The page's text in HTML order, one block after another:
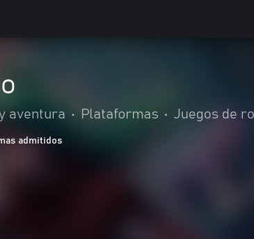
aventura • Plataformas • Juegos de
admitidos